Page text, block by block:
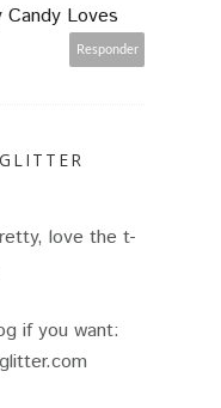
Candy Loves
Responder
love the t-
if you want: